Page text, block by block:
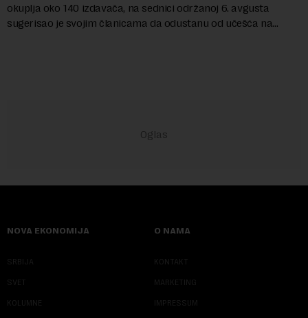
okuplja oko 140 izdavača, na sednici održanoj 6. avgusta
sugerisao je svojim članicama da odustanu od učešća na
NOVA EKONOMIJA
SRBIJA
SVET
KOLUMNE
O NAMA
KONTAKT
MARKETING
IMPRESSUM